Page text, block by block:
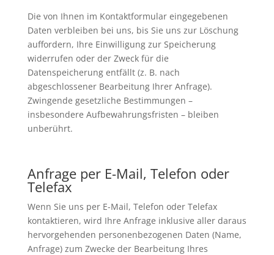
Die von Ihnen im Kontaktformular eingegebenen
Daten verbleiben bei uns, bis Sie uns zur Löschung
auffordern, Ihre Einwilligung zur Speicherung
widerrufen oder der Zweck für die
Datenspeicherung entfällt (z. B. nach
abgeschlossener Bearbeitung Ihrer Anfrage).
Zwingende gesetzliche Bestimmungen –
insbesondere Aufbewahrungsfristen – bleiben
unberührt.
Anfrage per E-Mail, Telefon oder
Telefax
Wenn Sie uns per E-Mail, Telefon oder Telefax
kontaktieren, wird Ihre Anfrage inklusive aller daraus
hervorgehenden personenbezogenen Daten (Name,
Anfrage) zum Zwecke der Bearbeitung Ihres